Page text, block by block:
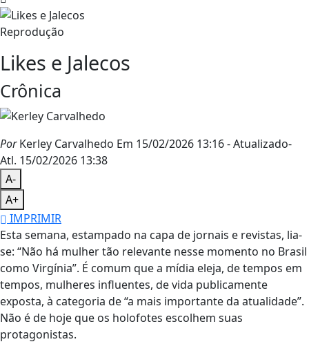
Reprodução
Likes e Jalecos
Crônica
PorKerley Carvalhedo Em 15/02/2026 13:16- Atualizado-
Atl. 15/02/2026 13:38
A-
A+
IMPRIMIR
Esta semana, estampado na capa de jornais e revistas, lia-
se: “Não há mulher tão relevante nesse momento no Brasil
como Virgínia”. É comum que a mídia eleja, de tempos em
tempos, mulheres influentes, de vida publicamente
exposta, à categoria de “a mais importante da atualidade”.
Não é de hoje que os holofotes escolhem suas
protagonistas.